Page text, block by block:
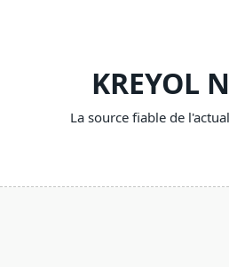
KREYOL
La source fiable de